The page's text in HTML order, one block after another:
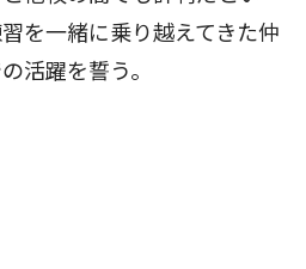
を一緒に乗り越えてきた仲
活躍を誓う。